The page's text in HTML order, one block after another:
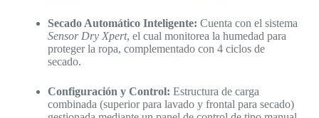
Secado Automático Inteligente: Cuenta con el sistema
Sensor Dry Xpert, el cual monitorea la humedad para
proteger la ropa, complementado con 4 ciclos de
secado.
Configuración y Control: Estructura de carga
combinada (superior para lavado y frontal para secado)